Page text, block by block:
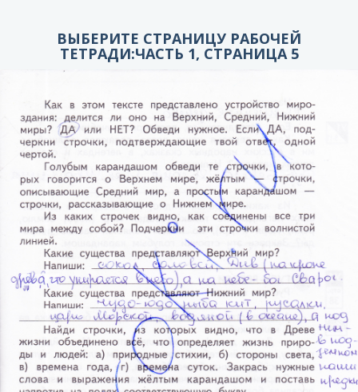
ВЫБЕРИТЕ СТРАНИЦУ РАБОЧЕЙ
ТЕТРАДИ:ЧАСТЬ 1, СТРАНИЦА 5